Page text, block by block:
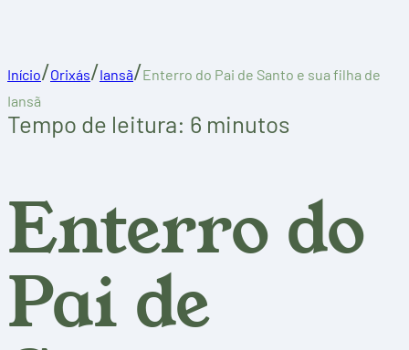
Início/Orixás/Iansã/Enterro do Pai de Santo e sua filha de
Iansã
Tempo de leitura: 6 minutos
Enterro do
Pai de